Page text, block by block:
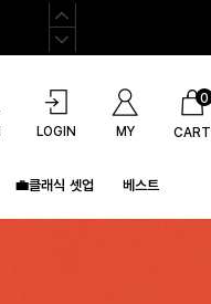
LOGIN MY CART
0
💼클래식 셋업 베스트